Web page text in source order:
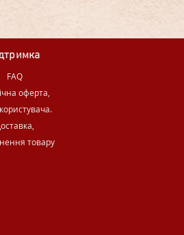
FAQ
оферта,
товару